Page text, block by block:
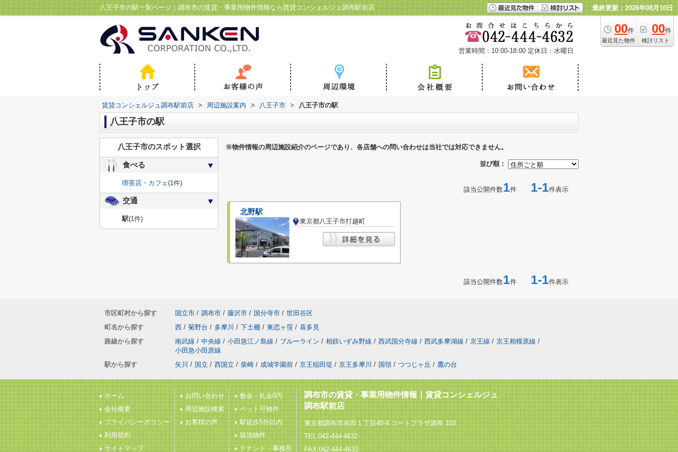
八王子市の駅一覧ページ｜調布市の賃貸・事業用物件情報なら賃貸コンシェルジュ調布駅前店 最終更新：2026年08月10日
00件
最近見た物件
00件
検討リスト
営業時間：10:00-18:00 定休日：水曜日
賃貸コンシェルジュ調布駅前店 > 周辺施設案内 > 八王子市 > 八王子市の駅
八王子市の駅
※物件情報の周辺施設紹介のページであり、各店舗への問い合わせは当社では対応できません。
並び順：
該当公開件数1件 1-1件表示
北野駅
東京都八王子市打越町
該当公開件数1件 1-1件表示
八王子市のスポット選択
食べる
喫茶店・カフェ(1件)
交通
駅(1件)
市区町村から探す 国立市 / 調布市 / 藤沢市 / 国分寺市 / 世田谷区
町名から探す
西 / 菊野台 / 多摩川 / 下土棚 / 東恋ヶ窪 / 喜多見
路線から探す
南武線 / 中央線 / 小田急江ノ島線 / ブルーライン / 相鉄いずみ野線 / 西武国分寺線 / 西武多摩湖線 / 京王線 / 京王相模原線 /
小田急小田原線
駅から探す
矢川 / 国立 / 西国立 / 柴崎 / 成城学園前 / 京王稲田堤 / 京王多摩川 / 国領 / つつじヶ丘 / 鷹の台
ホーム
会社概要
プライバシーポリシー
利用規約
サイトマップ
お問い合わせ
周辺施設検索
お客様の声
敷金・礼金0円
ペット可物件
駅徒歩5分以内
築浅物件
テナント・事務所
調布市の賃貸・事業用物件情報｜賃貸コンシェルジュ
調布駅前店
東京都調布市布田１丁目40-4 コートプラザ調布 102
TEL:042-444-4632
FAX:042-444-4633